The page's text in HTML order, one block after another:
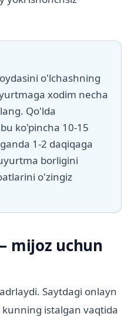
o'lchashning
xodim necha
Qo'lda
ko'pincha 10-15
1-2 daqiqaga
borligini
o'zingiz
mijoz uchun
Saytdagi onlayn
istalgan vaqtida